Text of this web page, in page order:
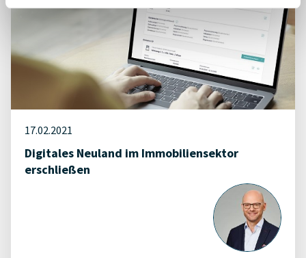
17.02.2021
Digitales Neuland im Immobiliensektor
erschließen